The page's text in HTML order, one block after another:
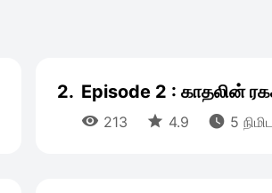
2. Episode 2 : காதலின்
 213  4.9  5